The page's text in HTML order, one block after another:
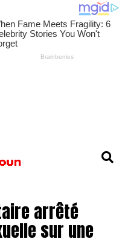
arrêté
sur une